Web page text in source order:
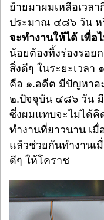
ย้ายมาผมเหลือเวล
ประมาณ ๔๘๖ วัน ห
จะทำงานให้ได้ เพื่อ
น้อยต้องทิ้งร่องรอย
สิ่งดีๆ ในระยะเวลา
คือ ๑.อดีต มีปัญหาอ
๒.ปัจจุบัน ๔๘๖ วัน
ซึ่งผมแทบจะไม่ได้คิ
ทำงานที่ยาวนาน เมื่
แล้วช่วยกันทำงานเ
ดีๆ ให้โคราช